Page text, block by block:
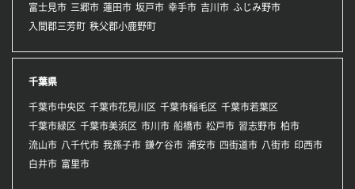
富士見市 三郷市 蓮田市 坂戸市 幸手市 吉川市 ふじみ野市
入間郡三芳町 秩父郡小鹿野町
千葉県
千葉市中央区 千葉市花見川区 千葉市稲毛区 千葉市若葉区
千葉市緑区 千葉市美浜区 市川市 船橋市 松戸市 習志野市 柏市
流山市 八千代市 我孫子市 鎌ケ谷市 浦安市 四街道市 八街市 印西市
白井市 富里市